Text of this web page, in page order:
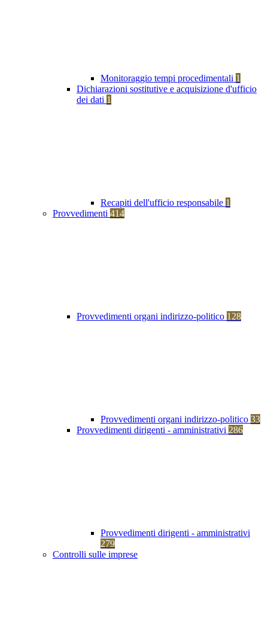
Monitoraggio tempi procedimentali 1
Dichiarazioni sostitutive e acquisizione d'ufficio
dei dati 1
Recapiti dell'ufficio responsabile 1
Provvedimenti 414
Provvedimenti organi indirizzo-politico 128
Provvedimenti organi indirizzo-politico 33
Provvedimenti dirigenti - amministrativi 286
Provvedimenti dirigenti - amministrativi
279
Controlli sulle imprese